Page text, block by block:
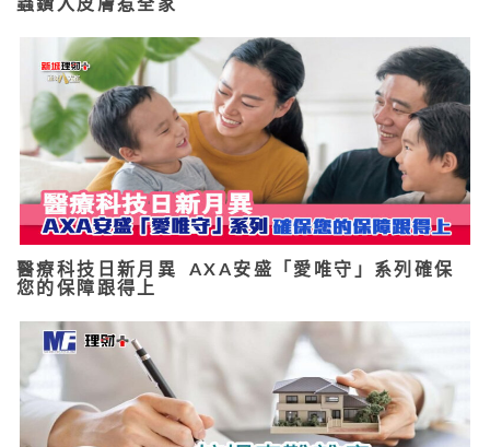
醫療科技日新月異 AXA安盛「愛唯守」系列確保
您的保障跟得上